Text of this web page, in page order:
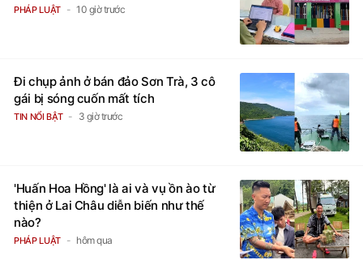
PHÁP LUẬT 10 giờ trước
Đi chụp ảnh ở bán đảo Sơn Trà, 3 cô
gái bị sóng cuốn mất tích
TIN NỔI BẬT 3 giờ trước
'Huấn Hoa Hồng' là ai và vụ ồn ào từ
thiện ở Lai Châu diễn biến như thế
nào?
PHÁP LUẬT hôm qua